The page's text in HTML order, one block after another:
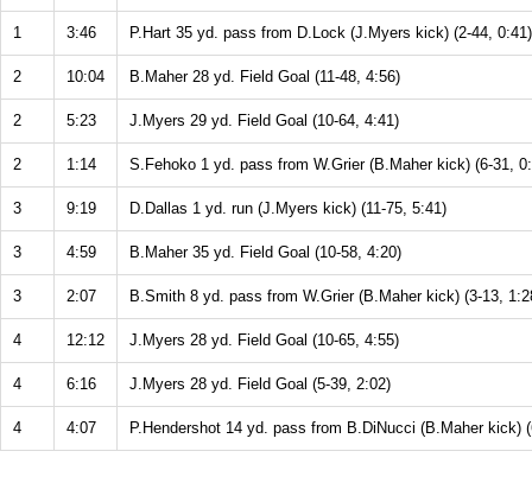
1 3:46 P.Hart 35 yd. pass from D.Lock (J.Myers kick) (2-44, 0:41)
2 10:04 B.Maher 28 yd. Field Goal (11-48, 4:56)
2 5:23 J.Myers 29 yd. Field Goal (10-64, 4:41)
2 1:14 S.Fehoko 1 yd. pass from W.Grier (B.Maher kick) (6-31,
3 9:19 D.Dallas 1 yd. run (J.Myers kick) (11-75, 5:41)
3 4:59 B.Maher 35 yd. Field Goal (10-58, 4:20)
3 2:07 B.Smith 8 yd. pass from W.Grier (B.Maher kick) (3-13,
4 12:12 J.Myers 28 yd. Field Goal (10-65, 4:55)
4 6:16 J.Myers 28 yd. Field Goal (5-39, 2:02)
4 4:07 P.Hendershot 14 yd. pass from B.DiNucci (B.Maher kick)